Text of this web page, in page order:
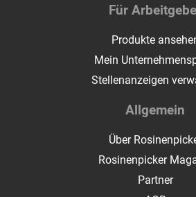
Für
Produkte
Mein
Stellenanzeigen
Allgemein
Über
Rosinenpicker
Partner